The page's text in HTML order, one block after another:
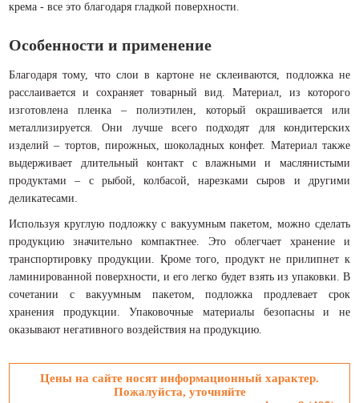
крема - все это благодаря гладкой поверхности.
Особенности и применение
Благодаря тому, что слои в картоне не склеиваются, подложка не
расслаивается и сохраняет товарный вид. Материал, из которого
изготовлена пленка – полиэтилен, который окрашивается или
металлизируется. Они лучше всего подходят для кондитерских
изделий – тортов, пирожных, шоколадных конфет. Материал также
выдерживает длительный контакт с влажными и маслянистыми
продуктами – с рыбой, колбасой, нарезками сыров и другими
деликатесами.
Используя круглую подложку с вакуумным пакетом, можно сделать
продукцию значительно компактнее. Это облегчает хранение и
транспортировку продукции. Кроме того, продукт не прилипнет к
ламинированной поверхности, и его легко будет взять из упаковки. В
сочетании с вакуумным пакетом, подложка продлевает срок
хранения продукции. Упаковочные материалы безопасны и не
оказывают негативного воздействия на продукцию.
Цены на сайте носят информационный характер.
Пожалуйста, уточняйте